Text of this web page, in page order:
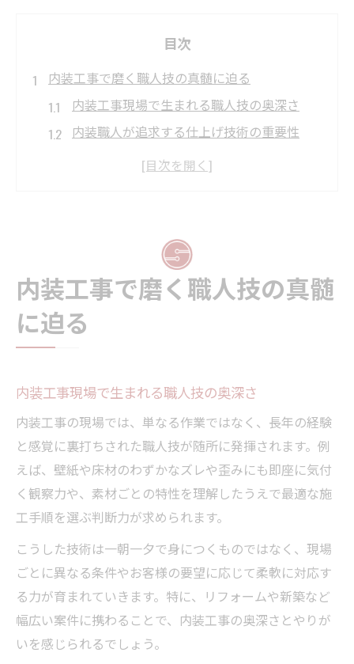
目次
内装工事で磨く職人技の真髄に迫る
内装工事現場で生まれる職人技の奥深さ
内装職人が追求する仕上げ技術の重要性
内装工事で培う専門スキルと対応力の磨き
職人同士のコミュニティが技術を高める理
職人として成長する内装工事の魅力
内装工事で身につく一生ものの職人技能
内装工事の現場がもたらす成長とやりがい
仕事がきついと感じる時の乗り越え方
多様な内装工事で広がるキャリアの選択肢
専門技能で切り拓く内装工事の未来
内装工事の専門技能が業界を変える理由
内装職人が求められるスキルの最新動向
新技術導入で進化する内装工事の現場力
英語対応できる内装工事職人の強みとは
内装工事で目指す多能工のキャリア展望
内装工事で取得できる国家資格の種類
内装工事で磨く職人技の真髄
に迫る
内装工事現場で生まれる職人技の奥深さ
内装工事の現場では、単なる作業ではなく、長年の経験
と感覚に裏打ちされた職人技が随所に発揮されます。例
えば、壁紙や床材のわずかなズレや歪みにも即座に気付
く観察力や、素材ごとの特性を理解したうえで最適な施
工手順を選ぶ判断力が求められます。
こうした技術は一朝一夕で身につくものではなく、現場
ごとに異なる条件やお客様の要望に応じて柔軟に対応す
る力が育まれていきます。特に、リフォームや新築など
幅広い案件に携わることで、内装工事の奥深さとやりが
いを感じられるでしょう。